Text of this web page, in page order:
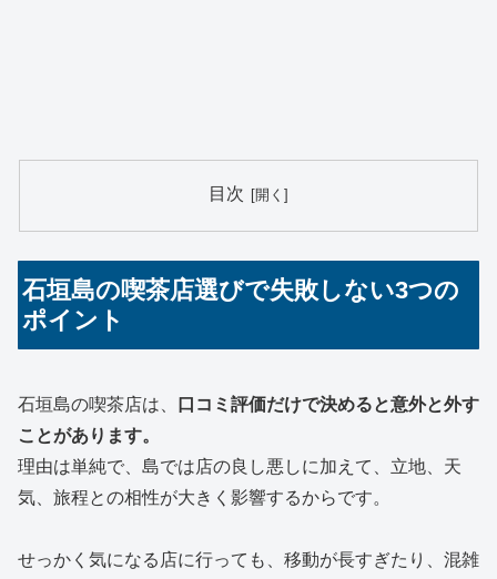
目次
石垣島の喫茶店選びで失敗しない3つの
ポイント
石垣島の喫茶店は、
口コミ評価だけで決めると意外と外す
ことがあります。
理由は単純で、島では店の良し悪しに加えて、立地、天
気、旅程との相性が大きく影響するからです。
せっかく気になる店に行っても、移動が長すぎたり、混雑